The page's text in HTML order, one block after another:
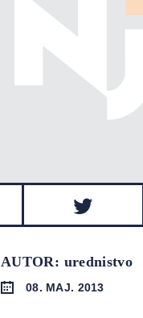
AUTOR: urednistvo
08. MAJ. 2013